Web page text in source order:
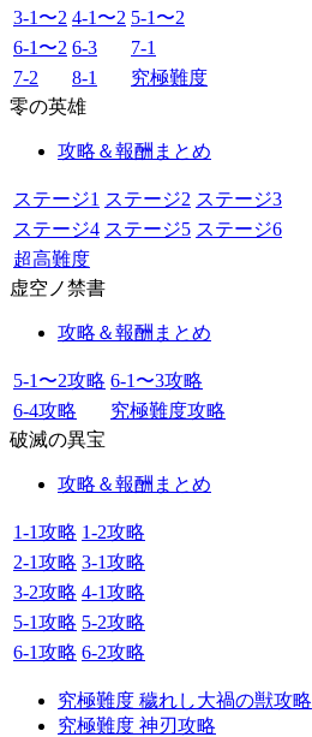
3-1〜2 4-1〜2 5-1〜2
6-1〜2 6-3
7-1
7-2
8-1
究極難度
零の英雄
攻略＆報酬まとめ
ステージ1 ステージ2 ステージ3
ステージ4 ステージ5 ステージ6
超高難度
虚空ノ禁書
攻略＆報酬まとめ
5-1〜2攻略 6-1〜3攻略
6-4攻略
究極難度攻略
破滅の異宝
攻略＆報酬まとめ
1-1攻略 1-2攻略
2-1攻略 3-1攻略
3-2攻略 4-1攻略
5-1攻略 5-2攻略
6-1攻略 6-2攻略
究極難度 穢れし大禍の獣攻略
究極難度 神刃攻略